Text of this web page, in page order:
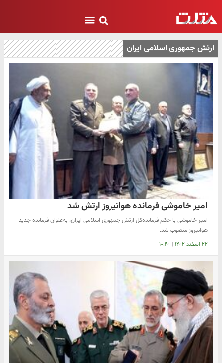
ارتش جمهوری اسلامی ایران
امیر خاموشی فرمانده هوانیروز ارتش شد
امیر خاموشی با حکم فرمانده‌کل ارتش جمهوری اسلامی ایران، به‌عنوان فرمانده جدید
هوانیروز منصوب شد.
۲۲ اسفند ۱۴۰۲ | ۱۰:۴۰